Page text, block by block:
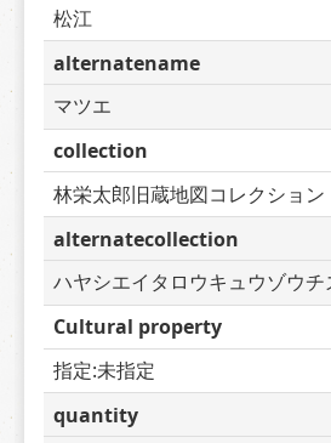
松江
alternatename
マツエ
collection
林栄太郎旧蔵地図コレクション
alternatecollection
ハヤシエイタロウキュウゾウ
Cultural property
指定:未指定
quantity